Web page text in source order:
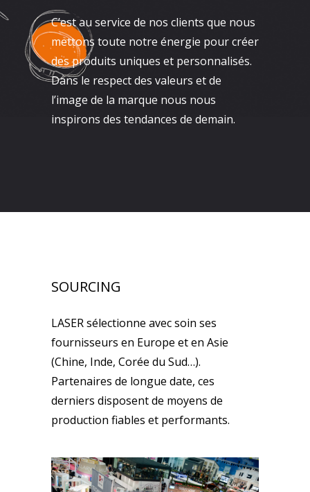
C’est au service de nos clients que nous
mettons toute notre énergie pour créer
des produits uniques et personnalisés.
Dans le respect des valeurs et de
l’image de la marque nous nous
inspirons des tendances de demain.
SOURCING
LASER sélectionne avec soin ses
fournisseurs en Europe et en Asie
(Chine, Inde, Corée du Sud…).
Partenaires de longue date, ces
derniers disposent de moyens de
production fiables et performants.